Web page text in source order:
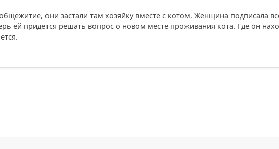
они застали там хозяйку вместе с котом. Женщина подписала
ей придется решать вопрос о новом месте проживания кота. Где он